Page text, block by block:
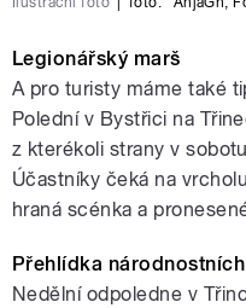
Legionářský marš
A pro turisty máme také
Polední v Bystřici na
z kterékoli strany v
Účastníky čeká na
hraná scénka a
Přehlídka
Nedělní odpoledne v